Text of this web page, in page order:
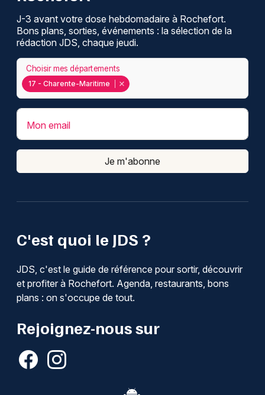
C'est quoi le JDS ?
JDS, c'est le guide de référence pour sortir, découvrir
et profiter à Rochefort. Agenda, restaurants, bons
plans : on s'occupe de tout.
Rejoignez-nous sur
J-3 avant votre dose hebdomadaire à Rochefort.
Bons plans, sorties, événements : la sélection de la
rédaction JDS, chaque jeudi.
17 - Charente-Maritime
Choisir mes départements
Mon email
Je m'abonne